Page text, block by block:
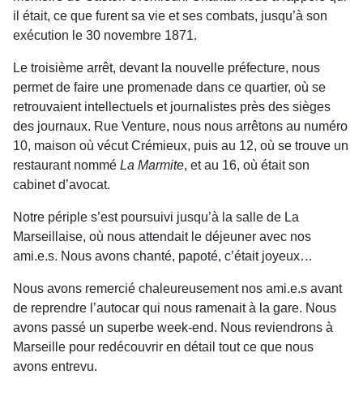
il était, ce que furent sa vie et ses combats, jusqu’à son
exécution le 30 novembre 1871.
Le troisième arrêt, devant la nouvelle préfecture, nous
permet de faire une promenade dans ce quartier, où se
retrouvaient intellectuels et journalistes près des sièges
des journaux. Rue Venture, nous nous arrêtons au numéro
10, maison où vécut Crémieux, puis au 12, où se trouve un
restaurant nommé La Marmite, et au 16, où était son
cabinet d’avocat.
Notre périple s’est poursuivi jusqu’à la salle de La
Marseillaise, où nous attendait le déjeuner avec nos
ami.e.s. Nous avons chanté, papoté, c’était joyeux…
Nous avons remercié chaleureusement nos ami.e.s avant
de reprendre l’autocar qui nous ramenait à la gare. Nous
avons passé un superbe week-end. Nous reviendrons à
Marseille pour redécouvrir en détail tout ce que nous
avons entrevu.